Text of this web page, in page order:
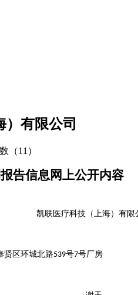
）有限公司
（11）
告信息网上公开内容
凯联医疗科技（上海）有限
贤区环城北路539号7号厂房